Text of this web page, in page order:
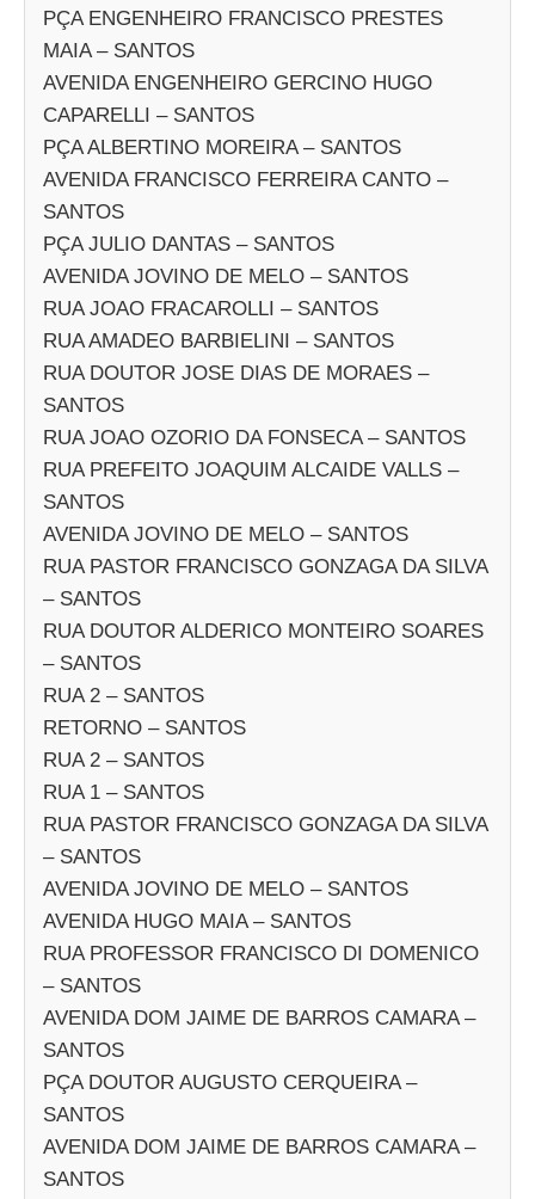
PÇA ENGENHEIRO FRANCISCO PRESTES
MAIA – SANTOS
AVENIDA ENGENHEIRO GERCINO HUGO
CAPARELLI – SANTOS
PÇA ALBERTINO MOREIRA – SANTOS
AVENIDA FRANCISCO FERREIRA CANTO –
SANTOS
PÇA JULIO DANTAS – SANTOS
AVENIDA JOVINO DE MELO – SANTOS
RUA JOAO FRACAROLLI – SANTOS
RUA AMADEO BARBIELINI – SANTOS
RUA DOUTOR JOSE DIAS DE MORAES –
SANTOS
RUA JOAO OZORIO DA FONSECA – SANTOS
RUA PREFEITO JOAQUIM ALCAIDE VALLS –
SANTOS
AVENIDA JOVINO DE MELO – SANTOS
RUA PASTOR FRANCISCO GONZAGA DA SILVA
– SANTOS
RUA DOUTOR ALDERICO MONTEIRO SOARES
– SANTOS
RUA 2 – SANTOS
RETORNO – SANTOS
RUA 2 – SANTOS
RUA 1 – SANTOS
RUA PASTOR FRANCISCO GONZAGA DA SILVA
– SANTOS
AVENIDA JOVINO DE MELO – SANTOS
AVENIDA HUGO MAIA – SANTOS
RUA PROFESSOR FRANCISCO DI DOMENICO
– SANTOS
AVENIDA DOM JAIME DE BARROS CAMARA –
SANTOS
PÇA DOUTOR AUGUSTO CERQUEIRA –
SANTOS
AVENIDA DOM JAIME DE BARROS CAMARA –
SANTOS